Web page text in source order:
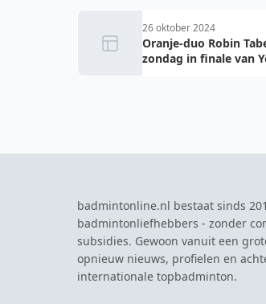
26 oktober 2024
Oranje-duo Robin
zondag in finale van
badmintonline.nl bestaat sinds
badmintonliefhebbers - zonder
subsidies. Gewoon vanuit een
opnieuw nieuws, profielen en
internationale topbadminton.